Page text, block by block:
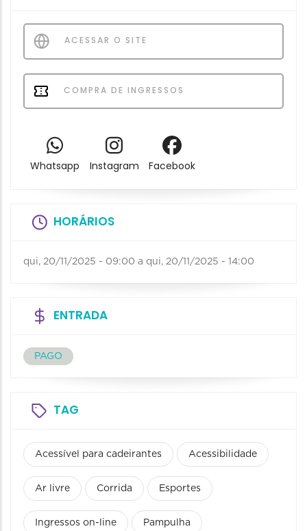
ACESSAR O SITE
COMPRA DE INGRESSOS
Whatsapp Instagram Facebook
HORÁRIOS
qui, 20/11/2025 - 09:00 a qui, 20/11/2025 - 14:00
ENTRADA
PAGO
TAG
Acessível para cadeirantes Acessibilidade
Ar livre Corrida Esportes
Ingressos on-line Pampulha